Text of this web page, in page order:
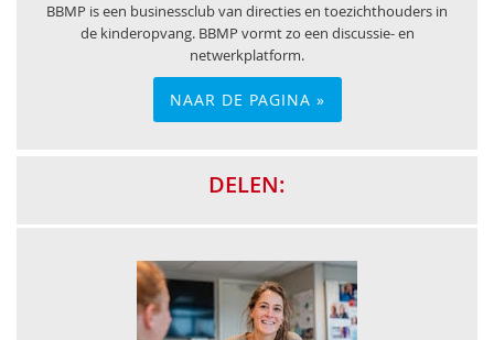
BBMP is een businessclub van directies en toezichthouders in
de kinderopvang. BBMP vormt zo een discussie- en
netwerkplatform.
NAAR DE PAGINA »
DELEN: